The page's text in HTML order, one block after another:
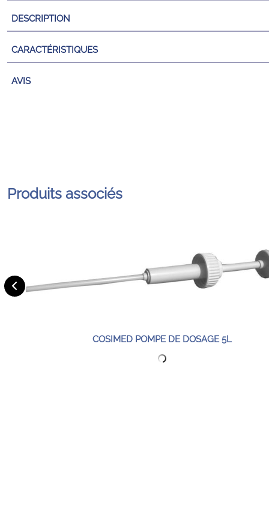
DESCRIPTION
CARACTÉRISTIQUES
AVIS
Produits associés
COSIMED POMPE DE DOSAGE 5L